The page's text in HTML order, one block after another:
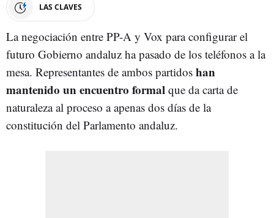
LAS CLAVES
La negociación entre PP-A y Vox para configurar el
futuro Gobierno andaluz ha pasado de los teléfonos a la
mesa. Representantes de ambos partidos han
mantenido un encuentro formal que da carta de
naturaleza al proceso a apenas dos días de la
constitución del Parlamento andaluz.